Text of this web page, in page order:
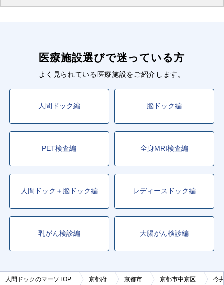
医療施設選びで迷っている方
よく見られている医療施設をご紹介します。
人間ドック編 脳ドック編
PET検査編 全身MRI検査編
人間ドック＋脳ドック編 レディースドック編
乳がん検診編 大腸がん検診編
人間ドックのマーソTOP 京都府 京都市 京都市中京区 今